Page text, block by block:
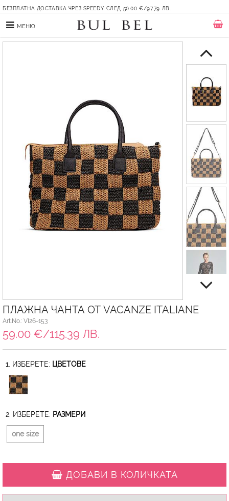
БЕЗПЛАТНА ДОСТАВКА ЧРЕЗ SPEEDY СЛЕД 50.00 €/97.79 ЛВ.
МЕНЮ
ПЛАЖНА ЧАНТА ОТ VACANZE ITALIANE
Art.No.: VI26-153
59.00 €/115.39 ЛВ.
1. ИЗБЕРЕТЕ: ЦВЕТОВЕ
2. ИЗБЕРЕТЕ: РАЗМЕРИ
one size
ДОБАВИ В КОЛИЧКАТА